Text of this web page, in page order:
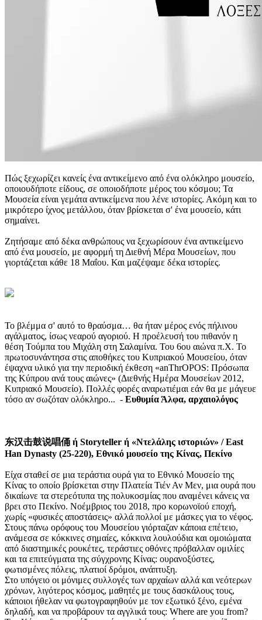
Πώς ξεχωρίζει κανείς ένα αντικείμενο από ένα ολόκληρο μουσείο,
οποιουδήποτε είδους, σε οποιοδήποτε μέρος του κόσμου; Τα
Μουσεία είναι γεμάτα αντικείμενα που λένε ιστορίες. Ακόμη και το
μικρότερο ίχνος μετάλλου, όταν βρίσκεται σ' ένα μουσείο, κάτι
σημαίνει.
Ζητήσαμε από δέκα ανθρώπους να ξεχωρίσουν ένα αντικείμενο
από ένα μουσείο, με αφορμή τη Διεθνή Μέρα Μουσείων, που
γιορτάζεται κάθε 18 Μαΐου. Και μαζέψαμε δέκα ιστορίες.
Το βλέμμα σ' αυτό το θραύσμα… θα ήταν μέρος ενός πήλινου
αγάλματος, ίσως νεαρού αγοριού. Η προέλευσή του πιθανόν η
θέση Τούμπα του Μιχάλη στη Σαλαμίνα. Του 6ου αιώνα π.Χ. Το
πρωτοσυνάντησα στις αποθήκες του Κυπριακού Μουσείου, όταν
έψαχνα υλικό για την περιοδική έκθεση «anThrOPOS: Πρόσωπα
της Κύπρου ανά τους αιώνες» (Διεθνής Ημέρα Μουσείων 2012,
Κυπριακό Μουσείο). Πολλές φορές αναρωτιέμαι εάν θα με μάγευε
τόσο αν σωζόταν ολόκληρο... - Ευθυμία Άλφα, αρχαιολόγος
东汉击鼓说唱俑 ή Storyteller ή «Ντελάλης ιστοριών» / East
Han Dynasty (25-220), Εθνικό μουσείο της Κίνας, Πεκίνο
Είχα σταθεί σε μια τεράστια ουρά για το Εθνικό Μουσείο της
Κίνας το οποίο βρίσκεται στην Πλατεία Τιέν Αν Μεν, μια ουρά που
δικαίωνε τα στερεότυπα της πολυκοσμίας που αναμένει κάνεις να
βρει στο Πεκίνο. Νοέμβριος του 2018, προ κορωνοϊού εποχή,
χωρίς «φυσικές αποστάσεις» αλλά πολλοί με μάσκες για το νέφος.
Στους πάνω ορόφους του Μουσείου γιόρταζαν κάποια επέτειο,
ανάμεσα σε κόκκινες σημαίες, κόκκινα λουλούδια και ομοιώματα
από διαστημικές ρουκέτες, τεράστιες οθόνες πρόβαλλαν ομιλίες
και τα επιτεύγματα της σύγχρονης Κίνας: ουρανοξύστες,
φωτισμένες πόλεις, πλατιοί δρόμοι, ανάπτυξη.
Στο υπόγειο οι μόνιμες συλλογές των αρχαίων αλλά και νεότερων
χρόνων, λιγότερος κόσμος, μαθητές με τους δασκάλους τους,
κάποιοι ήθελαν να φωτογραφηθούν με τον εξωτικό ξένο, εμένα
δηλαδή, και να προβάρουν τα αγγλικά τους: Where are you from?